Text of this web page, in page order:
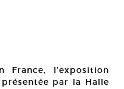
l’exposition
présentée par la Halle